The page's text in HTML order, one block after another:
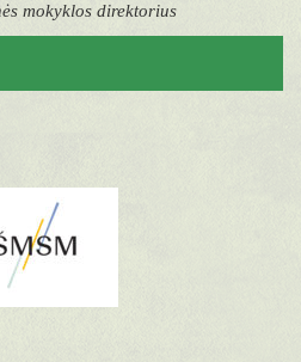
mokyklos direktorius